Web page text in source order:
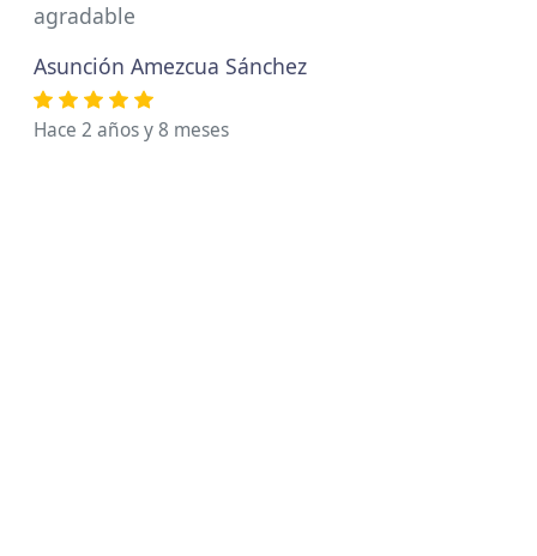
agradable
Asunción Amezcua Sánchez
Hace 2 años y 8 meses